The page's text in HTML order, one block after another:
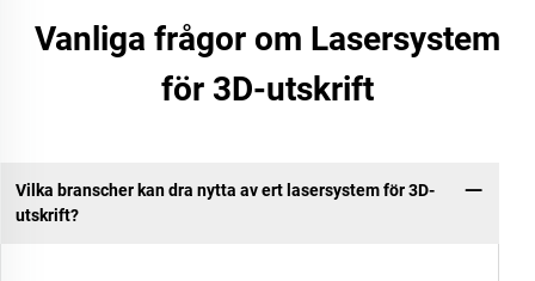
Vanliga frågor om Lasersystem
för 3D-utskrift
Vilka branscher kan dra nytta av ert lasersystem för 3D-
utskrift?